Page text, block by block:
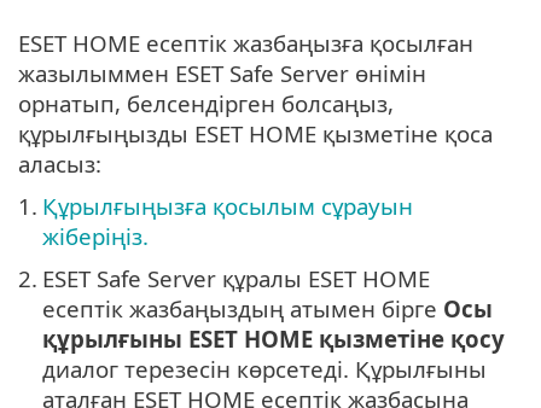
ESET HOME есептік жазбаңызға қосылған
жазылыммен ESET Safe Server өнімін
орнатып, белсендірген болсаңыз,
құрылғыңызды ESET HOME қызметіне қоса
аласыз:
1. Құрылғыңызға қосылым сұрауын
жіберіңіз.
2. ESET Safe Server құралы ESET HOME
есептік жазбаңыздың атымен бірге Осы
құрылғыны ESET HOME қызметіне қосу
диалог терезесін көрсетеді. Құрылғыны
аталған ESET HOME есептік жазбасына